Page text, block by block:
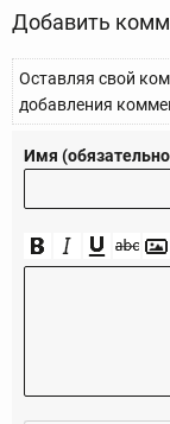
Добавить
Оставляя свой
добавления
Имя